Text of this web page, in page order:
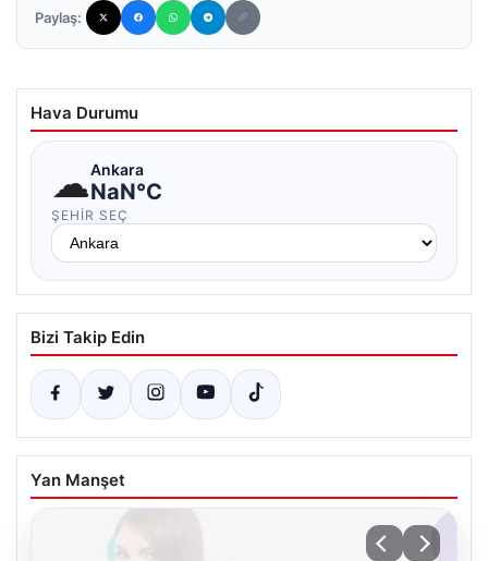
Paylaş:
Hava Durumu
☁Ankara
NaN°C
ŞEHIR SEÇ
Bizi Takip Edin
Yan Manşet